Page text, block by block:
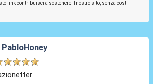
link contribuisci a sostenere il nostro sito, senza costi
PabloHoney